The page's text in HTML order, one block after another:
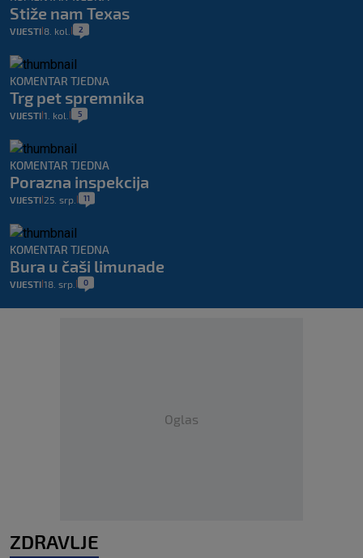
Stiže nam Texas
VIJESTI 8. kol. 2
KOMENTAR TJEDNA
Trg pet spremnika
VIJESTI 1. kol. 5
KOMENTAR TJEDNA
Porazna inspekcija
VIJESTI 25. srp. 11
KOMENTAR TJEDNA
Bura u čaši limunade
VIJESTI 18. srp. 0
Oglas
ZDRAVLJE